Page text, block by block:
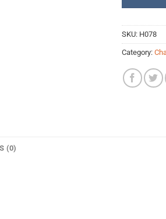
SKU: H078
Category:
(0)